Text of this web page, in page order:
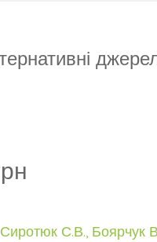
Сиротюк С.В., Боярчук